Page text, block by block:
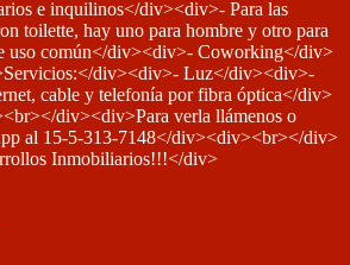
e inquilinos</div><div>- Para las
toilette, hay uno para hombre y otro para
uso común</div><div>- Coworking</div>
div><div>- Luz</div><div>-
cable y telefonía por fibra óptica</div>
div><div>Para verla llámenos o
al 15-5-313-7148</div><div><br></div>
Inmobiliarios!!!</div>